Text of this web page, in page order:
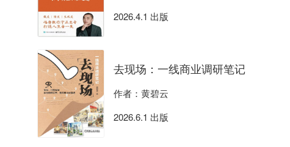
2026.4.1 出版
去现场：一线商业调研笔记
作者：黄碧云
2026.6.1 出版